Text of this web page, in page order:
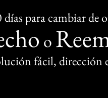
días para cambiar de
o
fácil, dirección